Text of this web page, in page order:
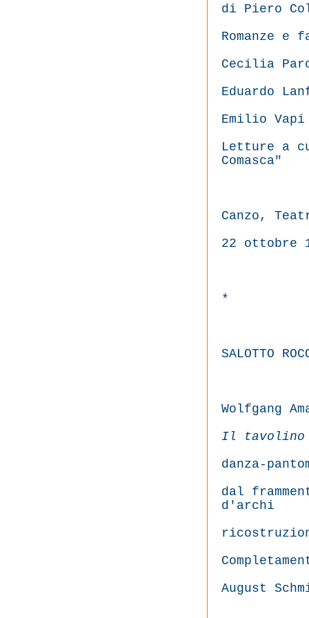
di Piero
Romanze e
Cecilia
Eduardo
Emilio Vapi
Letture a
Comasca"
Canzo,
22 ottobre
*
SALOTTO
Wolfgang
Il tavolino
danza-
dal
d'archi
August